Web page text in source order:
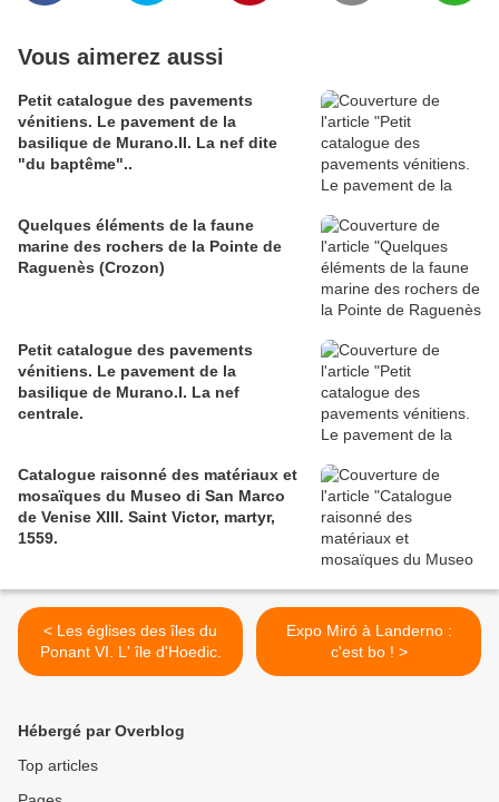
Vous aimerez aussi
Petit catalogue des pavements
vénitiens. Le pavement de la
basilique de Murano.II. La nef dite
"du baptême"..
Quelques éléments de la faune
marine des rochers de la Pointe de
Raguenès (Crozon)
Petit catalogue des pavements
vénitiens. Le pavement de la
basilique de Murano.I. La nef
centrale.
Catalogue raisonné des matériaux et
mosaïques du Museo di San Marco
de Venise XIII. Saint Victor, martyr,
1559.
< Les églises des îles du
Ponant VI. L' île d'Hoedic.
Expo Miró à Landerno :
c'est bo ! >
Hébergé par Overblog
Top articles